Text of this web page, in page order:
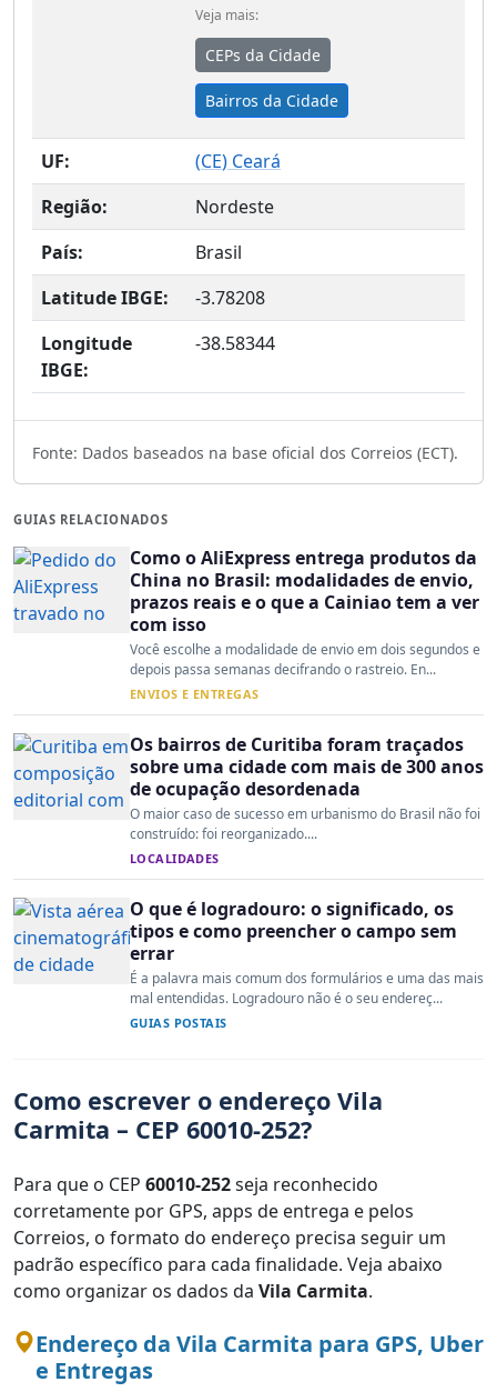
Veja mais:
CEPs da Cidade
Bairros da Cidade
UF: (CE) Ceará
Região:
Nordeste
País:
Brasil
Latitude IBGE:
-3.78208
Longitude
IBGE:
-38.58344
Fonte: Dados baseados na base oficial dos Correios (ECT).
GUIAS RELACIONADOS
Como o AliExpress entrega produtos da
China no Brasil: modalidades de envio,
prazos reais e o que a Cainiao tem a ver
com isso
Você escolhe a modalidade de envio em dois segundos e
depois passa semanas decifrando o rastreio. En...
ENVIOS E ENTREGAS
Os bairros de Curitiba foram traçados
sobre uma cidade com mais de 300 anos
de ocupação desordenada
O maior caso de sucesso em urbanismo do Brasil não foi
construído: foi reorganizado....
LOCALIDADES
O que é logradouro: o significado, os
tipos e como preencher o campo sem
errar
É a palavra mais comum dos formulários e uma das mais
mal entendidas. Logradouro não é o seu endereç...
GUIAS POSTAIS
Como escrever o endereço Vila
Carmita – CEP 60010-252?
Para que o CEP 60010-252seja reconhecido
corretamente por GPS, apps de entrega e pelos
Correios, o formato do endereço precisa seguir um
padrão específico para cada finalidade. Veja abaixo
como organizar os dados da Vila Carmita.
Endereço da Vila Carmita para GPS, Uber
e Entregas